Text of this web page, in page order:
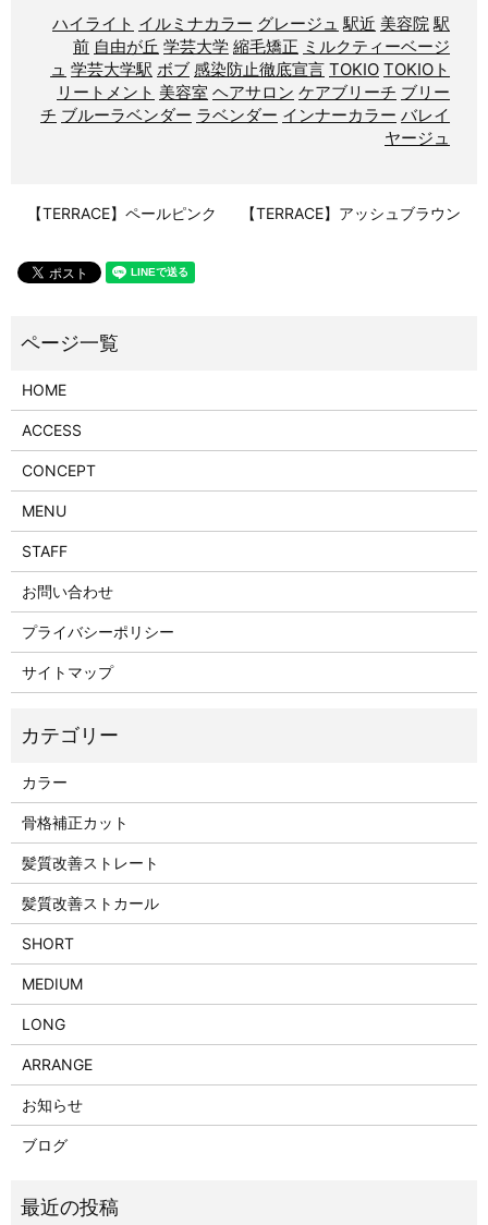
ハイライト イルミナカラー グレージュ 駅近 美容院 駅
前 自由が丘 学芸大学 縮毛矯正 ミルクティーベージ
ュ 学芸大学駅 ボブ 感染防止徹底宣言 TOKIO TOKIOト
リートメント 美容室 ヘアサロン ケアブリーチ ブリー
チ ブルーラベンダー ラベンダー インナーカラー バレイ
ヤージュ
【TERRACE】ペールピンク 【TERRACE】アッシュブラウン
HOME
ACCESS
CONCEPT
MENU
STAFF
お問い合わせ
プライバシーポリシー
サイトマップ
カラー
骨格補正カット
髪質改善ストレート
髪質改善ストカール
SHORT
MEDIUM
LONG
ARRANGE
お知らせ
ブログ